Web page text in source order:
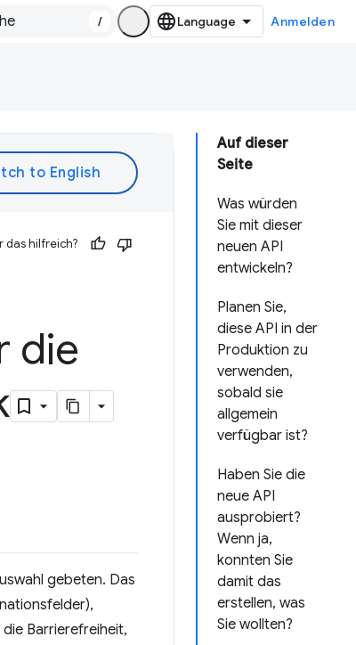
/ Anmelden
Auf dieser
Seite
Was würden
Sie mit dieser
neuen API
entwickeln?
Planen Sie,
diese API in der
Produktion zu
verwenden,
sobald sie
allgemein
verfügbar ist?
Haben Sie die
neue API
ausprobiert?
Wenn ja,
konnten Sie
damit das
erstellen, was
Sie wollten?
das hilfreich?
die
gebeten. Das
Barrierefreiheit,